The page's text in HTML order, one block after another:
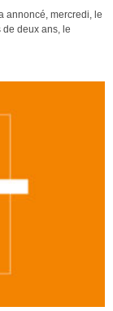
annoncé, mercredi, le
deux ans, le